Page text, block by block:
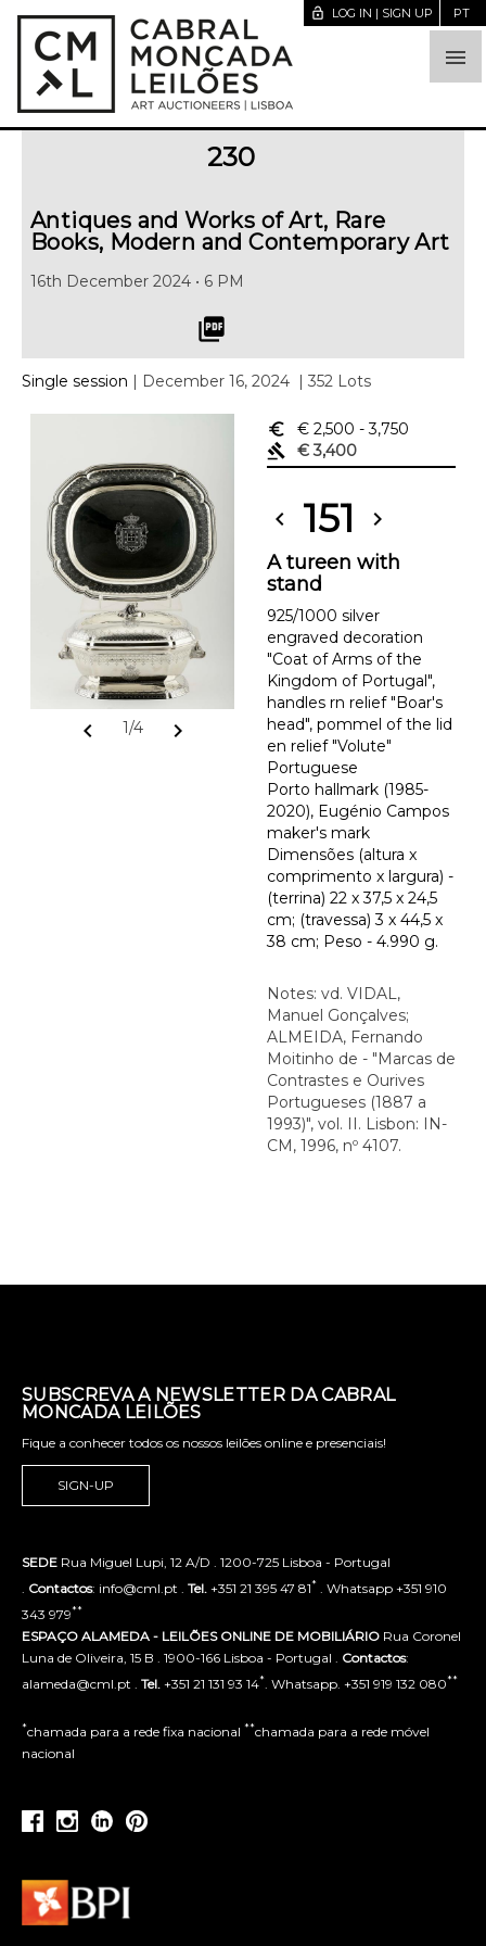

lock_open LOG IN | SIGN UP PT
230
Antiques and Works of Art, Rare
Books, Modern and Contemporary Art
16th December 2024 • 6 PM
picture_as_pdf
Single session | December 16, 2024 | 352 Lots
chevron_left 1/4 chevron_right
euro_symbol € 2,500 - 3,750
gavel
€ 3,400
chevron_left 151 chevron_right
A tureen with
stand
925/1000 silver
engraved decoration
"Coat of Arms of the
Kingdom of Portugal",
handles rn relief "Boar's
head", pommel of the lid
en relief "Volute"
Portuguese
Porto hallmark (1985-
2020), Eugénio Campos
maker's mark
Dimensões (altura x
comprimento x largura) -
(terrina) 22 x 37,5 x 24,5
cm; (travessa) 3 x 44,5 x
38 cm; Peso - 4.990 g.
Notes: vd. VIDAL,
Manuel Gonçalves;
ALMEIDA, Fernando
Moitinho de - "Marcas de
Contrastes e Ourives
Portugueses (1887 a
1993)", vol. II. Lisbon: IN-
CM, 1996, nº 4107.
SUBSCREVA A NEWSLETTER DA CABRAL
MONCADA LEILÕES
Fique a conhecer todos os nossos leilões online e presenciais!
SIGN-UP
SEDE Rua Miguel Lupi, 12 A/D . 1200-725 Lisboa - Portugal
Contactos: info@cml.pt . Tel. +351 21 395 47 81* . Whatsapp +351 910
343 979**
ESPAÇO ALAMEDA - LEILÕES ONLINE DE MOBILIÁRIO Rua Coronel
Luna de Oliveira, 15 B . 1900-166 Lisboa - Portugal . Contactos:
alameda@cml.pt . Tel. +351 21 131 93 14* . Whatsapp. +351 919 132 080**
*chamada para a rede fixa nacional **chamada para a rede móvel
nacional